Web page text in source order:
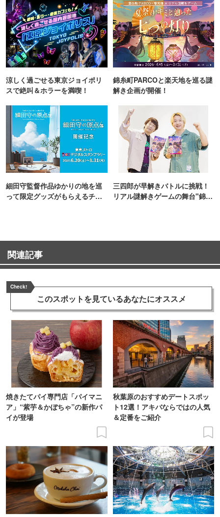
涼しく過ごせる東京ジョイポリ
スで絶叫＆ホラーを満喫！
錦糸町PARCOと楽天地を巡る謎
解き企画が開催！
細田守監督作品ゆかりの地を巡
って限定グッズがもらえるチャ
三四郎が早解きバトルに挑戦！
リアル謎解きゲームの舞台"錦糸
関連記事
Check!
このスポットを見ているあなたにオススメ
焼きたてパイ専門店「パイマニ
ア」“紫芋＆かぼちゃ”の新作パ
イが登場
秋葉原のおすすめデートスポッ
ト12選！アキバならではの人気
＆定番をご紹介